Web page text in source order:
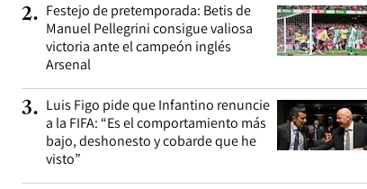
2. Festejo de pretemporada: Betis de
Manuel Pellegrini consigue valiosa
victoria ante el campeón inglés
Arsenal
3. Luis Figo pide que Infantino renuncie
a la FIFA: “Es el comportamiento más
bajo, deshonesto y cobarde que he
visto”